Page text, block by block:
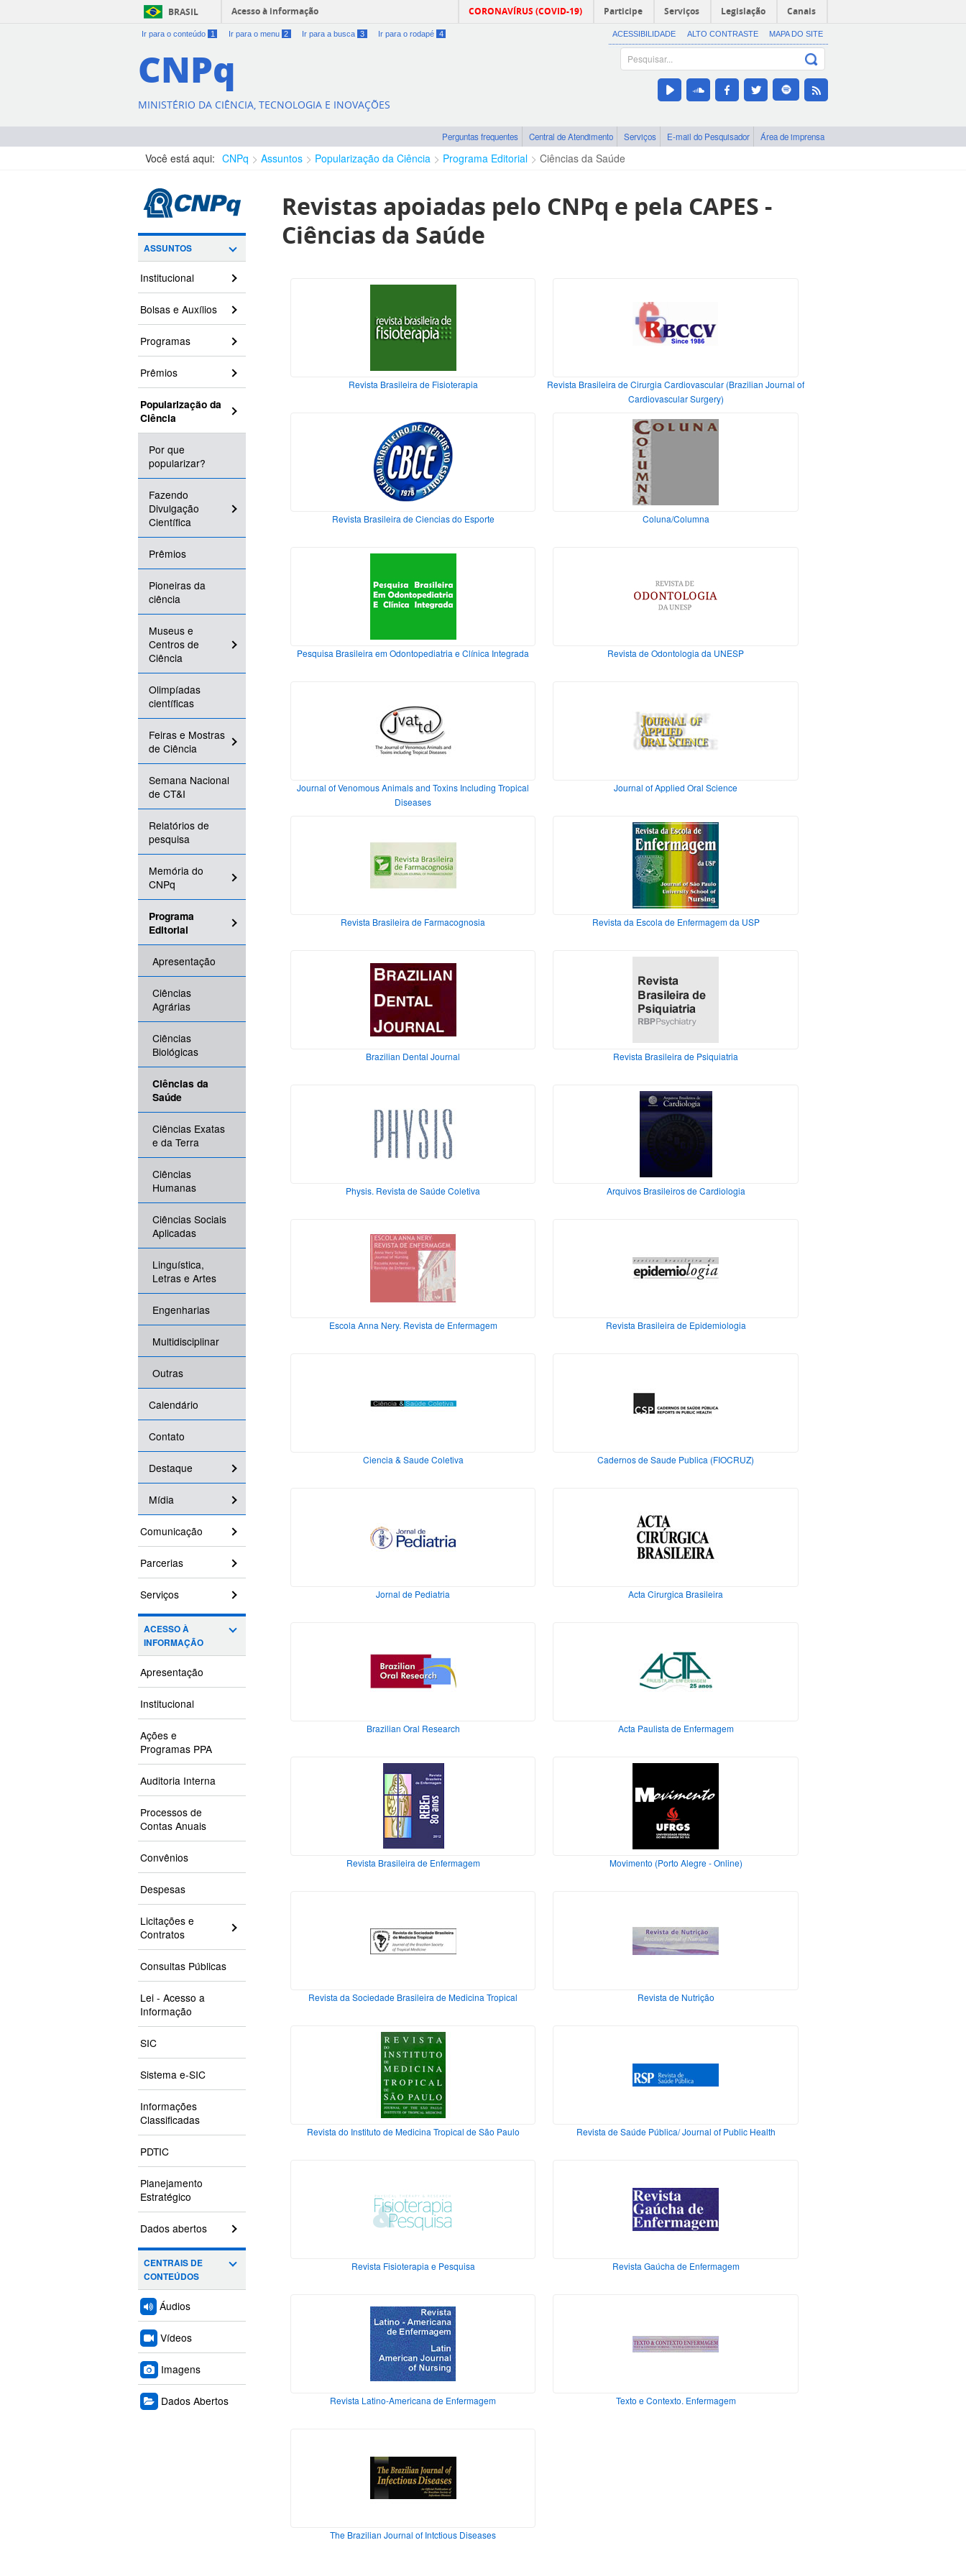
BRASIL Acesso à informação CORONAVÍRUS (COVID-19) Participe Serviços Legislação Canais
Ir para o conteúdo 1 Ir para o menu 2 Ir para a busca 3 Ir para o rodapé 4 ACESSIBILIDADE ALTO CONTRASTE MAPA DO SITE
CNPq
MINISTÉRIO DA CIÊNCIA, TECNOLOGIA E INOVAÇÕES
Perguntas frequentes Central de Atendimento Serviços E-mail do Pesquisador Área de imprensa
Você está aqui: CNPq Assuntos Popularização da Ciência Programa Editorial Ciências da Saúde
ASSUNTOS
Institucional
Bolsas e Auxílios
Programas
Prêmios
Popularização da
Ciência
Por que
popularizar?
Fazendo
Divulgação
Científica
Prêmios
Pioneiras da
ciência
Museus e
Centros de
Ciência
Olimpíadas
científicas
Feiras e Mostras
de Ciência
Semana Nacional
de CT&I
Relatórios de
pesquisa
Memória do
CNPq
Programa
Editorial
Apresentação
Ciências
Agrárias
Ciências
Biológicas
Ciências da
Saúde
Ciências Exatas
e da Terra
Ciências
Humanas
Ciências Sociais
Aplicadas
Linguística,
Letras e Artes
Engenharias
Multidisciplinar
Outras
Calendário
Contato
Destaque
Mídia
Comunicação
Parcerias
Serviços
ACESSO À
INFORMAÇÃO
Apresentação
Institucional
Ações e
Programas PPA
Auditoria Interna
Processos de
Contas Anuais
Convênios
Despesas
Licitações e
Contratos
Consultas Públicas
Lei - Acesso a
Informação
SIC
Sistema e-SIC
Informações
Classificadas
PDTIC
Planejamento
Estratégico
Dados abertos
CENTRAIS DE
CONTEÚDOS
Áudios
Vídeos
Imagens
Dados Abertos
Revistas apoiadas pelo CNPq e pela CAPES -
Ciências da Saúde
Revista Brasileira de Fisioterapia
Revista Brasileira de Cirurgia Cardiovascular (Brazilian Journal of
Cardiovascular Surgery)
Revista Brasileira de Ciencias do Esporte Coluna/Columna
Pesquisa Brasileira em Odontopediatria e Clínica Integrada Revista de Odontologia da UNESP
Journal of Venomous Animals and Toxins Including Tropical
Diseases
Journal of Applied Oral Science
Revista Brasileira de Farmacognosia Revista da Escola de Enfermagem da USP
Brazilian Dental Journal Revista Brasileira de Psiquiatria
Physis. Revista de Saúde Coletiva Arquivos Brasileiros de Cardiologia
Escola Anna Nery. Revista de Enfermagem Revista Brasileira de Epidemiologia
Ciencia & Saude Coletiva Cadernos de Saude Publica (FIOCRUZ)
Jornal de Pediatria Acta Cirurgica Brasileira
Brazilian Oral Research Acta Paulista de Enfermagem
Revista Brasileira de Enfermagem Movimento (Porto Alegre - Online)
Revista da Sociedade Brasileira de Medicina Tropical Revista de Nutrição
Revista do Instituto de Medicina Tropical de São Paulo Revista de Saúde Pública/ Journal of Public Health
Revista Fisioterapia e Pesquisa Revista Gaúcha de Enfermagem
Revista Latino-Americana de Enfermagem Texto e Contexto. Enfermagem
The Brazilian Journal of Intctious Diseases